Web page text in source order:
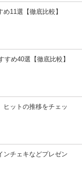
11選【徹底比較】
め40選【徹底比較】
ヒットの推移をチェッ
ンチェキなどプレゼン